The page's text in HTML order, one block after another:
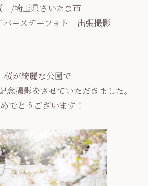
/埼玉県さいたま市
バースデーフォト 出張撮影
桜が綺麗な公園で
念撮影をさせていただきました。
でとうございます！